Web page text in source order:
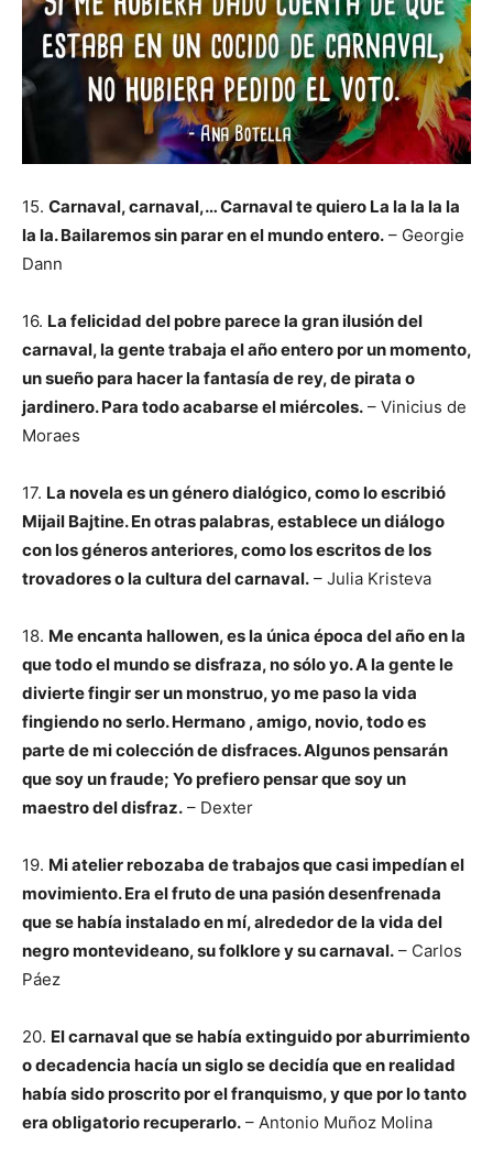
15. Carnaval, carnaval,… Carnaval te quiero La la la la la
la la. Bailaremos sin parar en el mundo entero. – Georgie
Dann
16. La felicidad del pobre parece la gran ilusión del
carnaval, la gente trabaja el año entero por un momento,
un sueño para hacer la fantasía de rey, de pirata o
jardinero. Para todo acabarse el miércoles. – Vinicius de
Moraes
17. La novela es un género dialógico, como lo escribió
Mijail Bajtine. En otras palabras, establece un diálogo
con los géneros anteriores, como los escritos de los
trovadores o la cultura del carnaval. – Julia Kristeva
18. Me encanta hallowen, es la única época del año en la
que todo el mundo se disfraza, no sólo yo. A la gente le
divierte fingir ser un monstruo, yo me paso la vida
fingiendo no serlo. Hermano , amigo, novio, todo es
parte de mi colección de disfraces. Algunos pensarán
que soy un fraude; Yo prefiero pensar que soy un
maestro del disfraz. – Dexter
19. Mi atelier rebozaba de trabajos que casi impedían el
movimiento. Era el fruto de una pasión desenfrenada
que se había instalado en mí, alrededor de la vida del
negro montevideano, su folklore y su carnaval. – Carlos
Páez
20. El carnaval que se había extinguido por aburrimiento
o decadencia hacía un siglo se decidía que en realidad
había sido proscrito por el franquismo, y que por lo tanto
era obligatorio recuperarlo. – Antonio Muñoz Molina